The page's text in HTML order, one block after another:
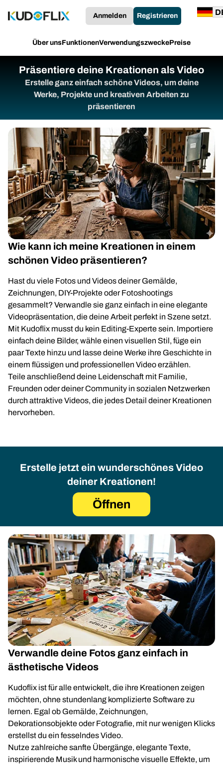
Über unsFunktionenVerwendungszweckePreise
Anmelden Registrieren
Präsentiere deine Kreationen als Video
Erstelle ganz einfach schöne Videos, um deine
Werke, Projekte und kreativen Arbeiten zu
präsentieren
Wie kann ich meine Kreationen in einem
schönen Video präsentieren?
Hast du viele Fotos und Videos deiner Gemälde,
Zeichnungen, DIY-Projekte oder Fotoshootings
gesammelt? Verwandle sie ganz einfach in eine elegante
Videopräsentation, die deine Arbeit perfekt in Szene setzt.
Mit Kudoflix musst du kein Editing-Experte sein. Importiere
einfach deine Bilder, wähle einen visuellen Stil, füge ein
paar Texte hinzu und lasse deine Werke ihre Geschichte in
einem flüssigen und professionellen Video erzählen.
Teile anschließend deine Leidenschaft mit Familie,
Freunden oder deiner Community in sozialen Netzwerken
durch attraktive Videos, die jedes Detail deiner Kreationen
hervorheben.
Erstelle jetzt ein wunderschönes Video
deiner Kreationen!
Öffnen
Verwandle deine Fotos ganz einfach in
ästhetische Videos
Kudoflix ist für alle entwickelt, die ihre Kreationen zeigen
möchten, ohne stundenlang komplizierte Software zu
lernen. Egal ob Gemälde, Zeichnungen,
Dekorationsobjekte oder Fotografie, mit nur wenigen Klicks
erstellst du ein fesselndes Video.
Nutze zahlreiche sanfte Übergänge, elegante Texte,
inspirierende Musik und harmonische visuelle Effekte, um